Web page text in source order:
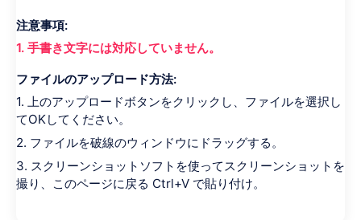
注意事項:
1. 手書き文字には対応していません。
ファイルのアップロード方法:
1. 上のアップロードボタンをクリックし、ファイルを選択し
てOKしてください。
2. ファイルを破線のウィンドウにドラッグする。
3. スクリーンショットソフトを使ってスクリーンショットを
撮り、このページに戻る Ctrl+V で貼り付け。